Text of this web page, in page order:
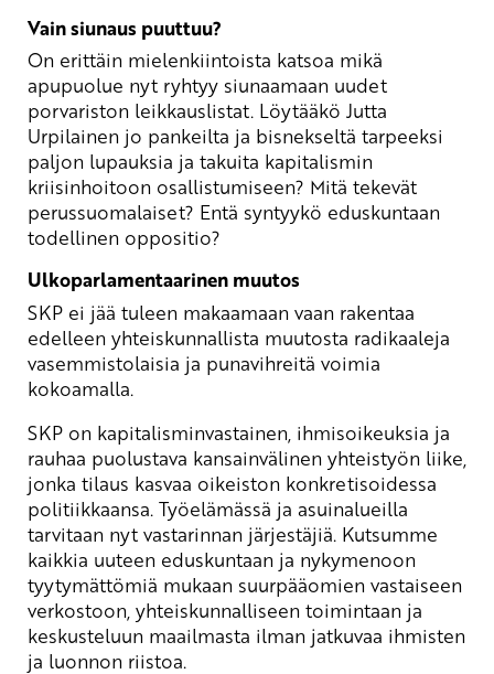
Vain siunaus puuttuu?
On erittäin mielenkiintoista katsoa mikä
apupuolue nyt ryhtyy siunaamaan uudet
porvariston leikkauslistat. Löytääkö Jutta
Urpilainen jo pankeilta ja bisnekseltä tarpeeksi
paljon lupauksia ja takuita kapitalismin
kriisinhoitoon osallistumiseen? Mitä tekevät
perussuomalaiset? Entä syntyykö eduskuntaan
todellinen oppositio?
Ulkoparlamentaarinen muutos
SKP ei jää tuleen makaamaan vaan rakentaa
edelleen yhteiskunnallista muutosta radikaaleja
vasemmistolaisia ja punavihreitä voimia
kokoamalla.
SKP on kapitalisminvastainen, ihmisoikeuksia ja
rauhaa puolustava kansainvälinen yhteistyön liike,
jonka tilaus kasvaa oikeiston konkretisoidessa
politiikkaansa. Työelämässä ja asuinalueilla
tarvitaan nyt vastarinnan järjestäjiä. Kutsumme
kaikkia uuteen eduskuntaan ja nykymenoon
tyytymättömiä mukaan suurpääomien vastaiseen
verkostoon, yhteiskunnalliseen toimintaan ja
keskusteluun maailmasta ilman jatkuvaa ihmisten
ja luonnon riistoa.